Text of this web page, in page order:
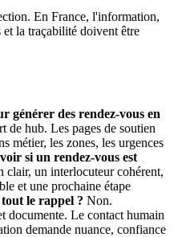
En France, l'information,
la traçabilité doivent être
générer des rendez-vous en
de hub. Les pages de soutien
métier, les zones, les urgences
si un rendez-vous est
clair, un interlocuteur cohérent,
et une prochaine étape
le rappel ? Non.
documente. Le contact humain
demande nuance, confiance